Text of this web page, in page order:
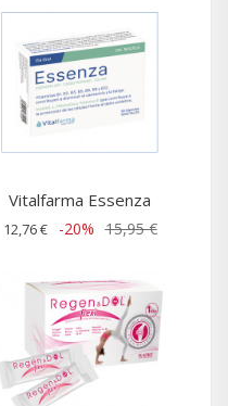
Vitalfarma Essenza
12,76 € -20% 15,95 €